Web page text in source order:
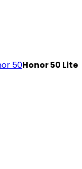
50Honor 50 Lite